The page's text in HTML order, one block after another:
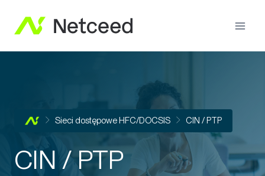
Sieci dostępowe HFC/DOCSIS CIN / PTP
CIN / PTP